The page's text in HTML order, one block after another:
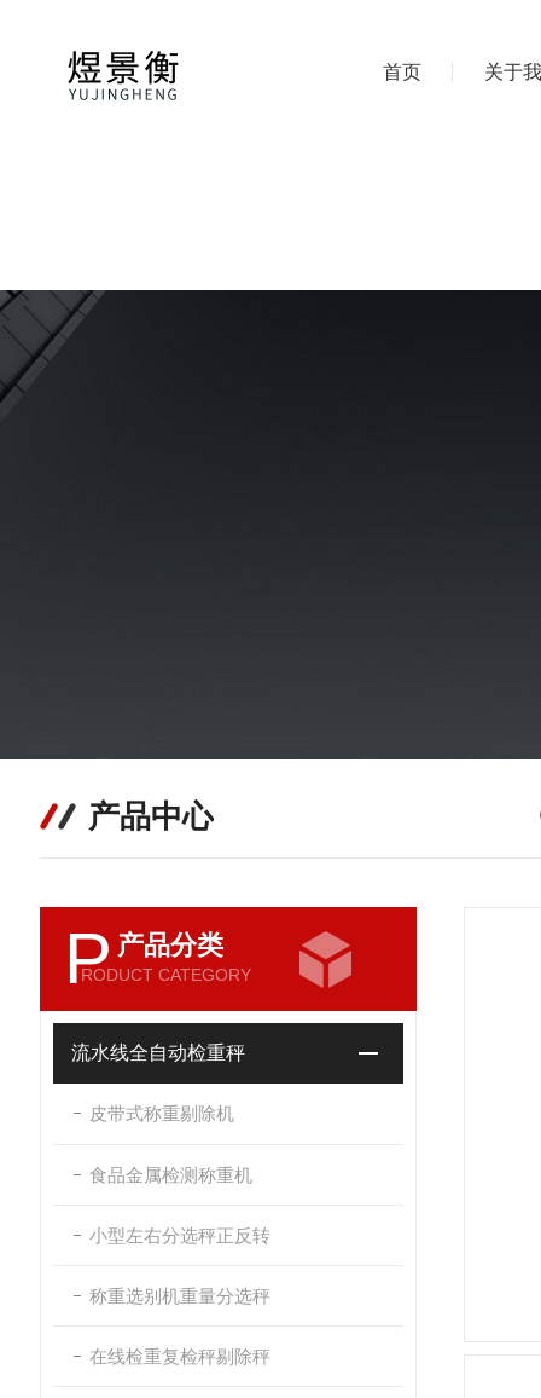
首页 关于
产品中心
P 产品分类
RODUCT CATEGORY
流水线全自动检重秤
皮带式称重剔除机
食品金属检测称重机
小型左右分选秤正反转
称重选别机重量分选秤
在线检重复检秤剔除秤